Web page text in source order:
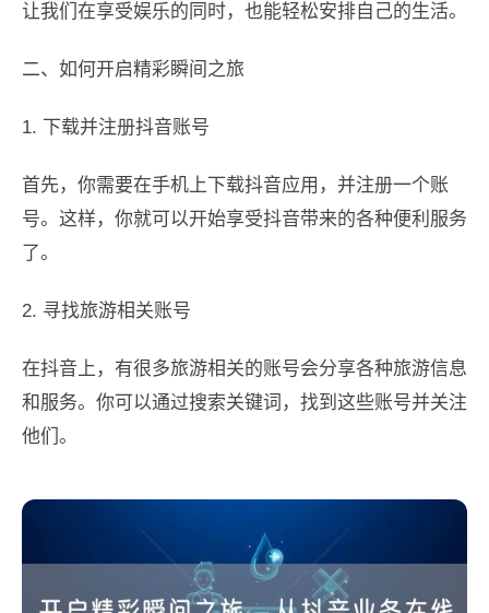
让我们在享受娱乐的同时，也能轻松安排自己的生活。
二、如何开启精彩瞬间之旅
1. 下载并注册抖音账号
首先，你需要在手机上下载抖音应用，并注册一个账
号。这样，你就可以开始享受抖音带来的各种便利服务
了。
2. 寻找旅游相关账号
在抖音上，有很多旅游相关的账号会分享各种旅游信息
和服务。你可以通过搜索关键词，找到这些账号并关注
他们。